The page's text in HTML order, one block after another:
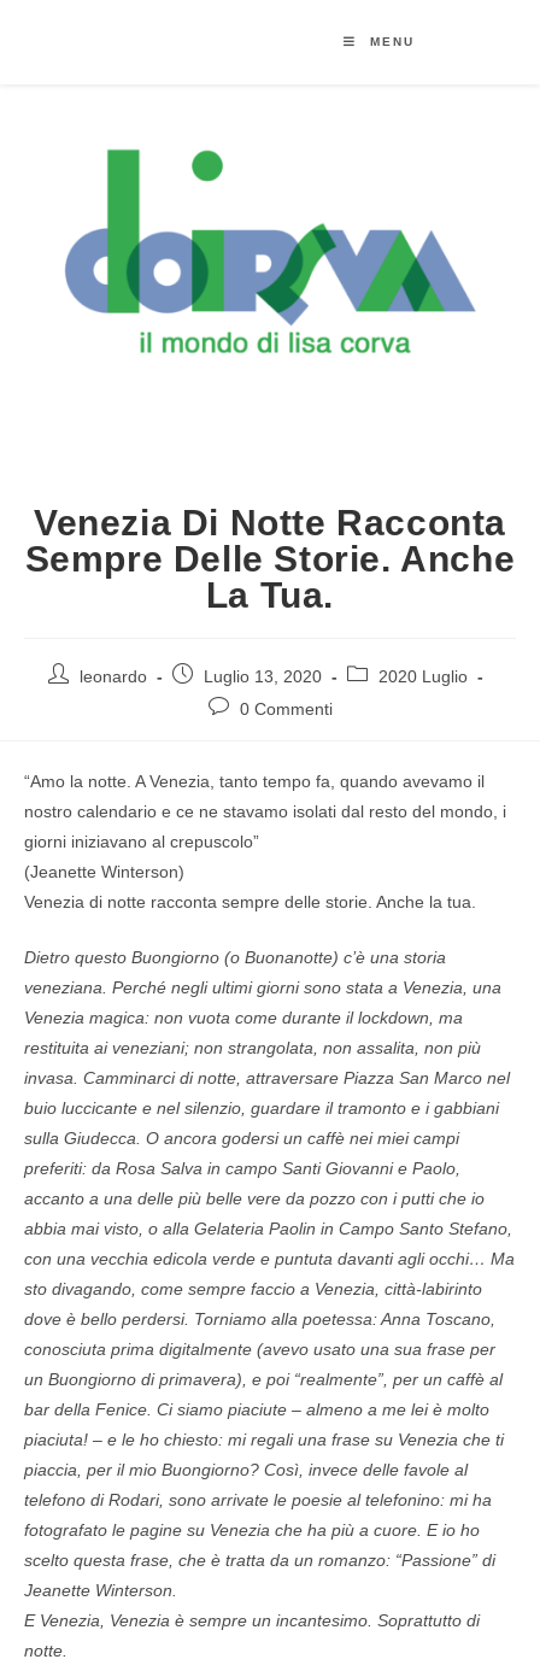
MENU
Venezia Di Notte Racconta
Sempre Delle Storie. Anche
La Tua.
leonardo Luglio 13, 2020
2020 Luglio
0 Commenti
“Amo la notte. A Venezia, tanto tempo fa, quando avevamo il
nostro calendario e ce ne stavamo isolati dal resto del mondo, i
giorni iniziavano al crepuscolo”
(Jeanette Winterson)
Venezia di notte racconta sempre delle storie. Anche la tua.
Dietro questo Buongiorno (o Buonanotte) c’è una storia
veneziana. Perché negli ultimi giorni sono stata a Venezia, una
Venezia magica: non vuota come durante il lockdown, ma
restituita ai veneziani; non strangolata, non assalita, non più
invasa. Camminarci di notte, attraversare Piazza San Marco nel
buio luccicante e nel silenzio, guardare il tramonto e i gabbiani
sulla Giudecca. O ancora godersi un caffè nei miei campi
preferiti: da Rosa Salva in campo Santi Giovanni e Paolo,
accanto a una delle più belle vere da pozzo con i putti che io
abbia mai visto, o alla Gelateria Paolin in Campo Santo Stefano,
con una vecchia edicola verde e puntuta davanti agli occhi… Ma
sto divagando, come sempre faccio a Venezia, città-labirinto
dove è bello perdersi. Torniamo alla poetessa: Anna Toscano,
conosciuta prima digitalmente (avevo usato una sua frase per
un Buongiorno di primavera), e poi “realmente”, per un caffè al
bar della Fenice. Ci siamo piaciute – almeno a me lei è molto
piaciuta! – e le ho chiesto: mi regali una frase su Venezia che ti
piaccia, per il mio Buongiorno? Così, invece delle favole al
telefono di Rodari, sono arrivate le poesie al telefonino: mi ha
fotografato le pagine su Venezia che ha più a cuore. E io ho
scelto questa frase, che è tratta da un romanzo: “Passione” di
Jeanette Winterson.
E Venezia, Venezia è sempre un incantesimo. Soprattutto di
notte.